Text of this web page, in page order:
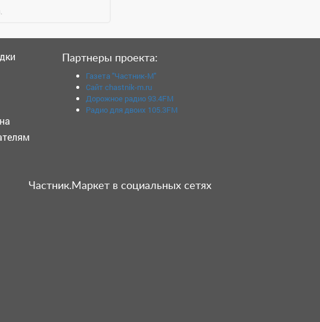
Партнеры проекта:
Газета "Частник-М"
Сайт chastnik-m.ru
Дорожное радио 93.4FM
Радио для двоих 105.3FM
Частник.Маркет в социальных сетях